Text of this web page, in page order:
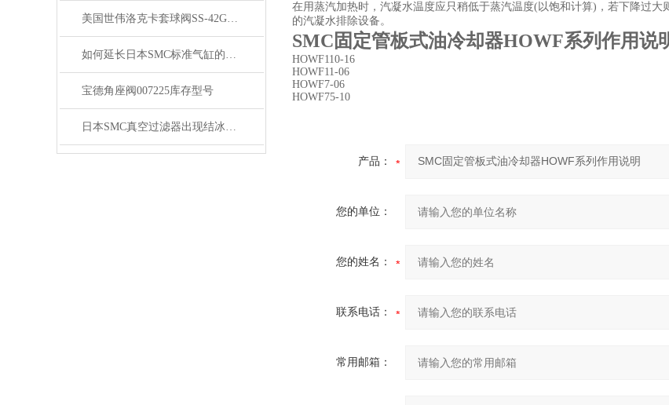
美国世伟洛克卡套球阀SS-42GS6MM**
如何延长日本SMC标准气缸的寿命？
宝德角座阀007225库存型号
日本SMC真空过滤器出现结冰现象如何防止措施？
在用蒸汽加热时，汽凝水温度应只稍低于蒸汽温度(以饱和计算)，若下降过
的汽凝水排除设备。
SMC固定管板式油冷却器HOWF系列作用说
HOWF110-16
HOWF11-06
HOWF7-06
HOWF75-10
产品：
您的单位：
您的姓名：
联系电话：
常用邮箱：